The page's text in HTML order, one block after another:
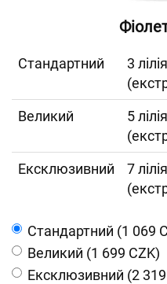
Cтандартний
3
Великий
5
Ексклюзивний
7
Cтандартний (1 069
Великий (1 699 CZK)
Ексклюзивний (2